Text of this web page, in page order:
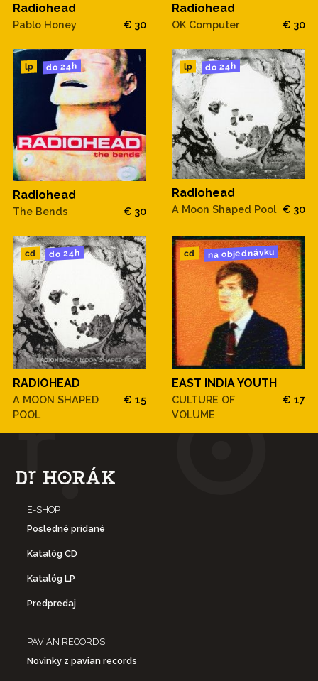
Radiohead
Pablo Honey € 30
Radiohead
OK Computer € 30
lp do 24h
Radiohead
The Bends € 30
lp do 24h
Radiohead
A Moon Shaped Pool € 30
cd do 24h
RADIOHEAD
A MOON SHAPED
POOL
€ 15
cd na objednávku
EAST INDIA YOUTH
CULTURE OF
VOLUME
€ 17
E-SHOP
Posledné pridané
Katalóg CD
Katalóg LP
Predpredaj
PAVIAN RECORDS
Novinky z pavian records